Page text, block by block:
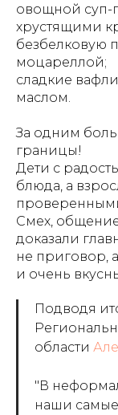
овощной суп-
хрустящими
безбелковую
моцареллой;
сладкие
маслом.
За одним
границы!
Дети с
блюда, а
Смех,
доказали
не приговор,
и очень
Подводя
области
"В
наши